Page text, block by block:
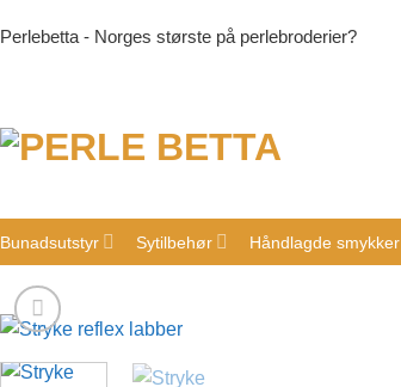
Perlebetta - Norges største på perlebroderier?
Bunadsutstyr Sytilbehør Håndlagde smykker